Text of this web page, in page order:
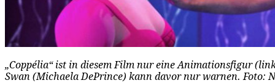
„Coppélia“ ist in diesem Film nur eine Animationsfigur
Swan (Michaela DePrince) kann davor nur warnen. Foto: